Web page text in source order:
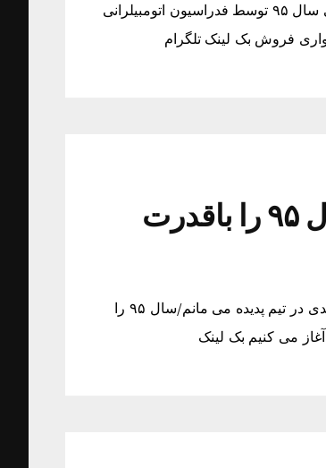
اولین رالی سال ۹۵ توسط فدراسیون اتومبیلرانی و موتورسواری اولین رالی سال ۹۵ توسط فدراسیون اتومبیلرانی
فصل بعدی در تیم پدیده می مانم/سال ۹۵ را باقدرت
فصل بعدی در تیم پدیده می مانم/سال ۹۵ را باقدرت آغاز می کنیم فصل بعدی در تیم پدیده می مانم/سال ۹۵ را